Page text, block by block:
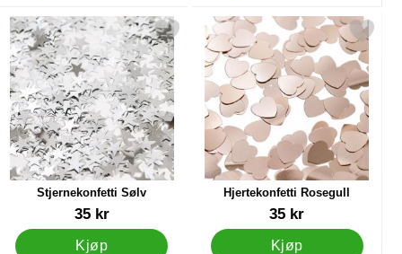
som favoritt
Stjernekonfetti Sølv
Varenummer 41000
35 kr
Kjøp
Merk stjernekonfetti Sølv som favoritt
Hjertekonfetti Rosegull
Varenummer 41005
35 kr
Kjøp
Merk hjertekonfetti